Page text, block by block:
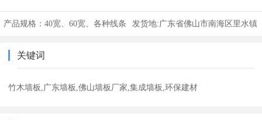
产品规格： 40宽、60宽、各种线条 发货地:广东省佛山市南海区里水镇
关键词
竹木墙板,广东墙板,佛山墙板厂家,集成墙板,环保建材